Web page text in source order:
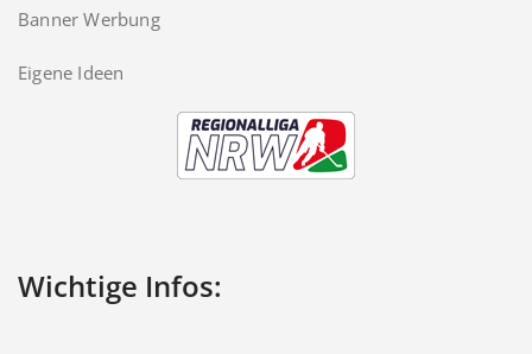
Banner Werbung
Eigene Ideen
Wichtige Infos: